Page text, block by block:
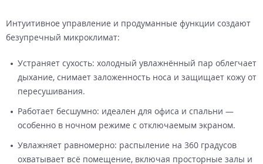
Интуитивное управление и продуманные функции создают
безупречный микроклимат:
Устраняет сухость: холодный увлажнённый пар облегчает
дыхание, снимает заложенность носа и защищает кожу от
пересушивания.
Работает бесшумно: идеален для офиса и спальни —
особенно в ночном режиме с отключаемым экраном.
Увлажняет равномерно: распыление на 360 градусов
охватывает всё помещение, включая просторные залы и